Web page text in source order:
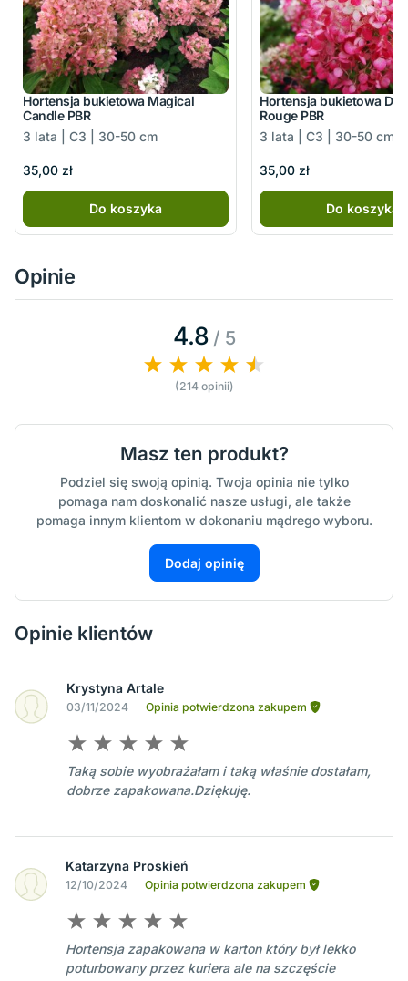
Hortensja bukietowa Magical
Candle PBR
3 lata | C3 | 30-50 cm
35,00 zł
Do koszyka
Hortensja bukietowa
Rouge PBR
3 lata | C3 | 30-50 cm
35,00 zł
Do koszyka
Opinie
4.8 / 5
(214 opinii)
Masz ten produkt?
Podziel się swoją opinią. Twoja opinia nie tylko
pomaga nam doskonalić nasze usługi, ale także
pomaga innym klientom w dokonaniu mądrego wyboru.
Dodaj opinię
Opinie klientów
Krystyna Artale
03/11/2024 Opinia potwierdzona zakupem
Taką sobie wyobrażałam i taką właśnie dostałam,
dobrze zapakowana.Dziękuję.
Katarzyna Proskień
12/10/2024 Opinia potwierdzona zakupem
Hortensja zapakowana w karton który był lekko
poturbowany przez kuriera ale na szczęście